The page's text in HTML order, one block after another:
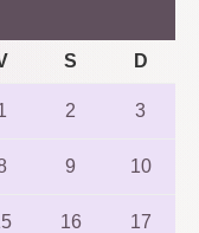
S D
2 3
9 10
16 17